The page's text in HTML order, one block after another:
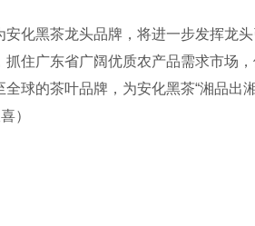
化黑茶龙头品牌，将进一步发挥龙
住广东省广阔优质农产品需求市场
球的茶叶品牌，为安化黑茶“湘品出
）